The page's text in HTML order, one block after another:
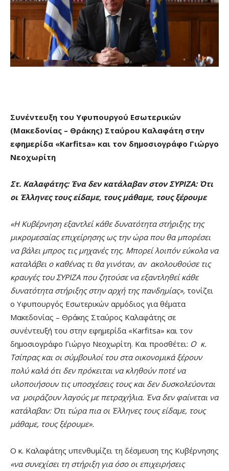
Συνέντευξη του Υφυπουργού Εσωτερικών
(Μακεδονίας – Θράκης) Σταύρου Καλαφάτη στην
εφημερίδα «Karfitsa» και τον δημοσιογράφο Γιώργο
Νεοχωρίτη
Στ. Καλαφάτης: Ένα δεν κατάλαβαν στον ΣΥΡΙΖΑ: Ότι
οι Έλληνες τους είδαμε, τους μάθαμε, τους ξέρουμε
«Η Κυβέρνηση εξαντλεί κάθε δυνατότητα στήριξης της
μικρομεσαίας επιχείρησης ως την ώρα που θα μπορέσει
να βάλει μπρος τις μηχανές της. Μπορεί λοιπόν εύκολα να
καταλάβει ο καθένας τι θα γινόταν, αν ακολουθούσε τις
κραυγές του ΣΥΡΙΖΑ που ζητούσε να εξαντληθεί κάθε
δυνατότητα στήριξης στην αρχή της πανδημίας», τονίζει
ο Υφυπουργός Εσωτερικών αρμόδιος για θέματα
Μακεδονίας – Θράκης Σταύρος Καλαφάτης σε
συνέντευξή του στην εφημερίδα «Karfitsa» και τον
δημοσιογράφο Γιώργο Νεοχωρίτη. Και προσθέτει: Ο κ.
Τσίπρας και οι σύμβουλοί του στα οικονομικά ξέρουν
πολύ καλά ότι δεν πρόκειται να κληθούν ποτέ να
υλοποιήσουν τις υποσχέσεις τους και δεν δυσκολεύονται
να μοιράζουν λαγούς με πετραχήλια. Ένα δεν φαίνεται να
κατάλαβαν: Ότι τώρα πια οι Έλληνες τους είδαμε, τους
μάθαμε, τους ξέρουμε».
Ο κ. Καλαφάτης υπενθυμίζει τη δέσμευση της Κυβέρνησης
«να συνεχίσει τη στήριξη για όσο οι επιχειρήσεις